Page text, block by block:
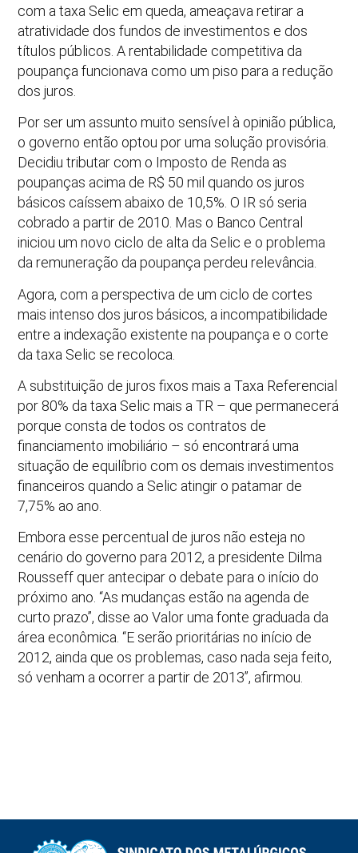
com a taxa Selic em queda, ameaçava retirar a
atratividade dos fundos de investimentos e dos
títulos públicos. A rentabilidade competitiva da
poupança funcionava como um piso para a redução
dos juros.
Por ser um assunto muito sensível à opinião pública,
o governo então optou por uma solução provisória.
Decidiu tributar com o Imposto de Renda as
poupanças acima de R$ 50 mil quando os juros
básicos caíssem abaixo de 10,5%. O IR só seria
cobrado a partir de 2010. Mas o Banco Central
iniciou um novo ciclo de alta da Selic e o problema
da remuneração da poupança perdeu relevância.
Agora, com a perspectiva de um ciclo de cortes
mais intenso dos juros básicos, a incompatibilidade
entre a indexação existente na poupança e o corte
da taxa Selic se recoloca.
A substituição de juros fixos mais a Taxa Referencial
por 80% da taxa Selic mais a TR – que permanecerá
porque consta de todos os contratos de
financiamento imobiliário – só encontrará uma
situação de equilíbrio com os demais investimentos
financeiros quando a Selic atingir o patamar de
7,75% ao ano.
Embora esse percentual de juros não esteja no
cenário do governo para 2012, a presidente Dilma
Rousseff quer antecipar o debate para o início do
próximo ano. “As mudanças estão na agenda de
curto prazo”, disse ao Valor uma fonte graduada da
área econômica. “E serão prioritárias no início de
2012, ainda que os problemas, caso nada seja feito,
só venham a ocorrer a partir de 2013”, afirmou.